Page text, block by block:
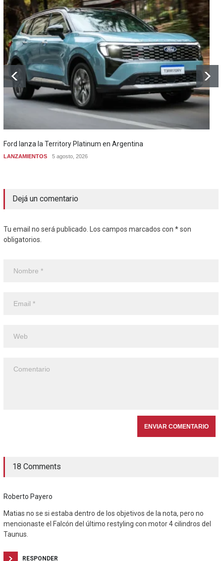
Ford lanza la Territory Platinum en Argentina
LANZAMIENTOS 5 agosto, 2026
Dejá un comentario
Tu email no será publicado. Los campos marcados con * son
obligatorios.
18 Comments
Roberto Payero
Matias no se si estaba dentro de los objetivos de la nota, pero no
mencionaste el Falcón del último restyling con motor 4 cilindros del
Taunus.
RESPONDER